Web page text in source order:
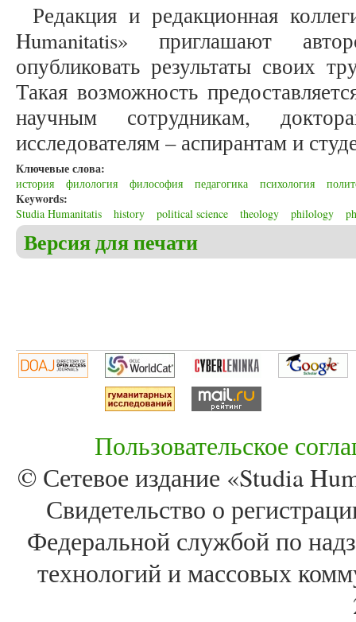
Редакция и редакционная
Humanitatis» приглашают
опубликовать результаты своих
Такая возможность
научным сотрудникам,
исследователям – аспирантам и
Ключевые слова:
история филология философия педагогика психология
Keywords:
Studia Humanitatis history political science theology philology
Версия для печати
Пользовательское
© Сетевое издание «Studia
Свидетельство о
Федеральной службой по
технологий и массовых